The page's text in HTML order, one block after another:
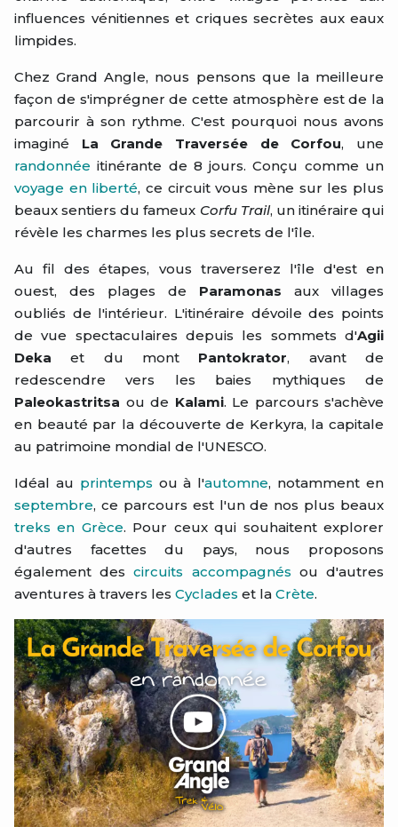
influences vénitiennes et criques secrètes aux eaux
limpides.
Chez Grand Angle, nous pensons que la meilleure
façon de s'imprégner de cette atmosphère est de la
parcourir à son rythme. C'est pourquoi nous avons
imaginé La Grande Traversée de Corfou, une
randonnée itinérante de 8 jours. Conçu comme un
voyage en liberté, ce circuit vous mène sur les plus
beaux sentiers du fameux Corfu Trail, un itinéraire qui
révèle les charmes les plus secrets de l'île.
Au fil des étapes, vous traverserez l'île d'est en
ouest, des plages de Paramonas aux villages
oubliés de l'intérieur. L'itinéraire dévoile des points
de vue spectaculaires depuis les sommets d'Agii
Deka et du mont Pantokrator, avant de
redescendre vers les baies mythiques de
Paleokastritsa ou de Kalami. Le parcours s'achève
en beauté par la découverte de Kerkyra, la capitale
au patrimoine mondial de l'UNESCO.
Idéal au printemps ou à l'automne, notamment en
septembre, ce parcours est l'un de nos plus beaux
treks en Grèce. Pour ceux qui souhaitent explorer
d'autres facettes du pays, nous proposons
également descircuits accompagnés ou d'autres
aventures à travers les Cyclades et la Crète.